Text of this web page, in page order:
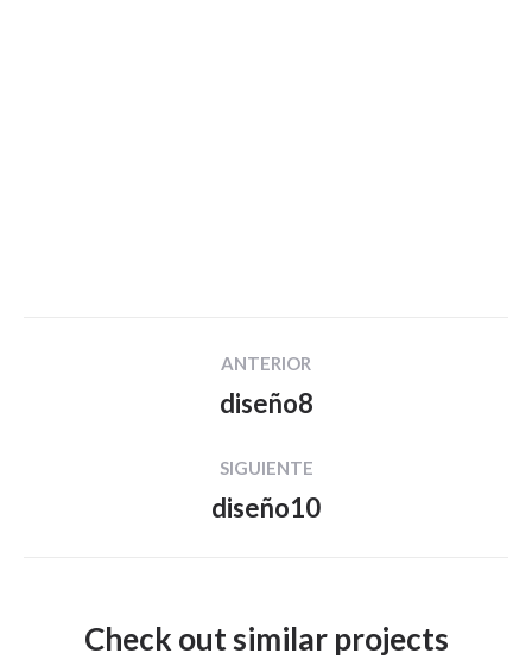
ANTERIOR
Proyecto
diseño8
SIGUIENTE
Proyecto
diseño10
Check out similar projects